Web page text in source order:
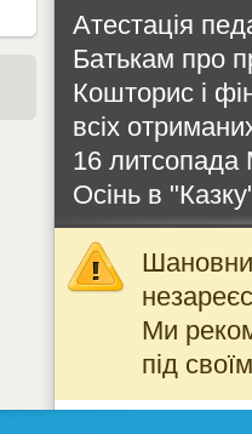
Атестація
Батькам про
Кошторис і
всіх
16 литсопада
Осінь в
Ми
під